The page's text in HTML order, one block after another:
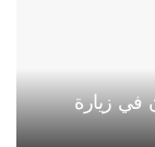
في زيارة